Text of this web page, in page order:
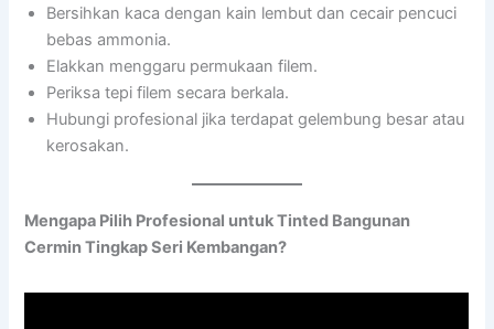
Bersihkan kaca dengan kain lembut dan cecair pencuci
bebas ammonia.
Elakkan menggaru permukaan filem.
Periksa tepi filem secara berkala.
Hubungi profesional jika terdapat gelembung besar atau
kerosakan.
Mengapa Pilih Profesional untuk Tinted Bangunan
Cermin Tingkap Seri Kembangan?